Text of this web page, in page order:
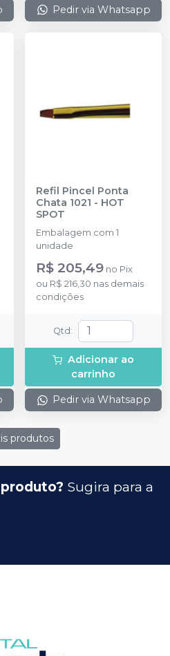
Pedir via Whatsapp
Refil Pincel Ponta
Chata 1021 - HOT
SPOT
Embalagem com 1
unidade
R$ 205,49 no Pix
ou R$ 216,30 nas demais
condições
Qtd :
Adicionar ao
carrinho
Pedir via Whatsapp
produtos
Sugira para a